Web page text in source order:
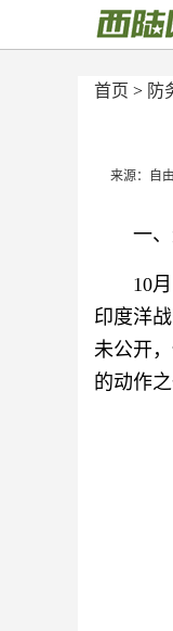
首页 > 防
来源：自由
一
10
印度洋
未公开
的动作之